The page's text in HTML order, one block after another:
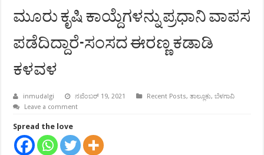
ಮೂರು ಕೃಷಿ ಕಾಯ್ದೆಗಳನ್ನು ಪ್ರಧಾನಿ ವಾಪಸ
ಪಡೆದಿದ್ದಾರೆ-ಸಂಸದ ಈರಣ್ಣ ಕಡಾಡಿ
ಕಳವಳ
inmudalgi ನವೆಂಬರ್ 19, 2021 Recent Posts,ತಾಲ್ಲೂಕು,ಬೆಳಗಾವಿ
Leave a comment
Spread the love